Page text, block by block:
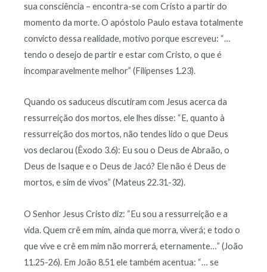
sua consciência – encontra-se com Cristo a partir do
momento da morte. O apóstolo Paulo estava totalmente
convicto dessa realidade, motivo porque escreveu: “…
tendo o desejo de partir e estar com Cristo, o que é
incomparavelmente melhor” (Filipenses 1.23).
Quando os saduceus discutiram com Jesus acerca da
ressurreição dos mortos, ele lhes disse: “E, quanto à
ressurreição dos mortos, não tendes lido o que Deus
vos declarou (Êxodo 3.6): Eu sou o Deus de Abraão, o
Deus de Isaque e o Deus de Jacó? Ele não é Deus de
mortos, e sim de vivos” (Mateus 22.31-32).
O Senhor Jesus Cristo diz: “Eu sou a ressurreição e a
vida. Quem crê em mim, ainda que morra, viverá; e todo o
que vive e crê em mim não morrerá, eternamente…” (João
11.25-26). Em João 8.51 ele também acentua: “… se